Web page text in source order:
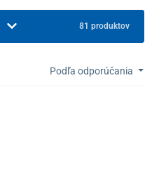
81 produktov
Podľa odporúčania